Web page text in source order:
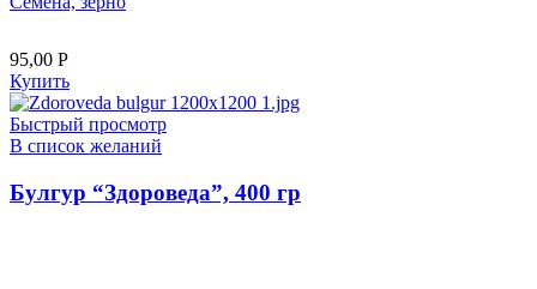
95,00 Р
Купить
Быстрый просмотр
В список желаний
Булгур “Здороведа”, 400 гр